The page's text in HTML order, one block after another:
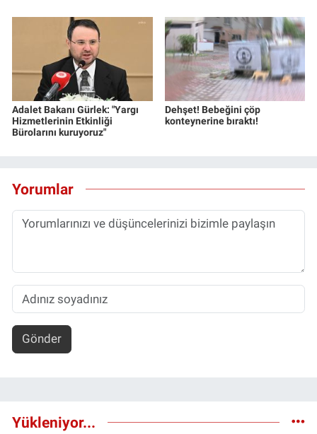
Adalet Bakanı Gürlek: "Yargı
Hizmetlerinin Etkinliği
Bürolarını kuruyoruz"
Dehşet! Bebeğini çöp
konteynerine bıraktı!
Yorumlar
Gönder
Yükleniyor...
Türkiye'nin Gündemi
Yerel Gündem
Yerel Yaşam
Canlı Yayın